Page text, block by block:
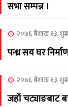
सभा सम्पन्न ।
२०७६ बैशाख १३,
पन्ध्र सय घर
२०७६ बैशाख १३,
जहाँ चट्याङबाट